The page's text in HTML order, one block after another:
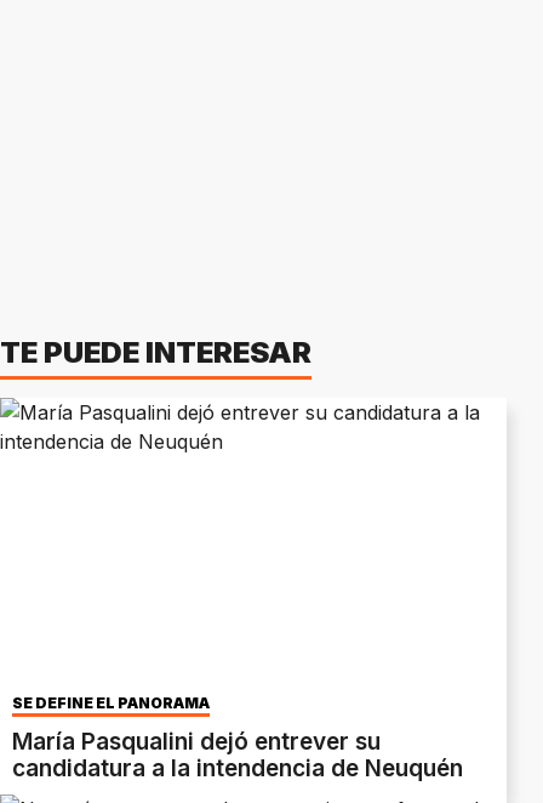
TE PUEDE INTERESAR
SE DEFINE EL PANORAMA
María Pasqualini dejó entrever su
candidatura a la intendencia de Neuquén